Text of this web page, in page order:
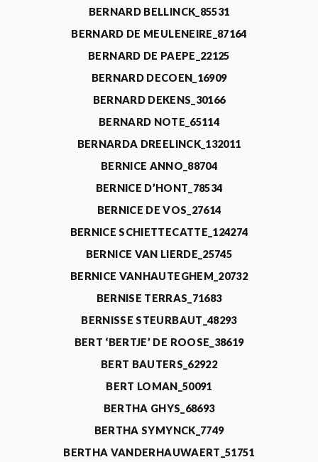
BERNARD BELLINCK_85531
BERNARD DE MEULENEIRE_87164
BERNARD DE PAEPE_22125
BERNARD DECOEN_16909
BERNARD DEKENS_30166
BERNARD NOTE_65114
BERNARDA DREELINCK_132011
BERNICE ANNO_88704
BERNICE D’HONT_78534
BERNICE DE VOS_27614
BERNICE SCHIETTECATTE_124274
BERNICE VAN LIERDE_25745
BERNICE VANHAUTEGHEM_20732
BERNISE TERRAS_71683
BERNISSE STEURBAUT_48293
BERT ‘BERTJE’ DE ROOSE_38619
BERT BAUTERS_62922
BERT LOMAN_50091
BERTHA GHYS_68693
BERTHA SYMYNCK_7749
BERTHA VANDERHAUWAERT_51751